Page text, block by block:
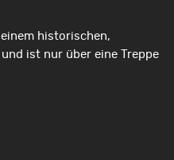
historischen,
ist nur über eine Treppe